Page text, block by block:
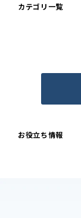
カテゴリ一覧
お役立ち情報